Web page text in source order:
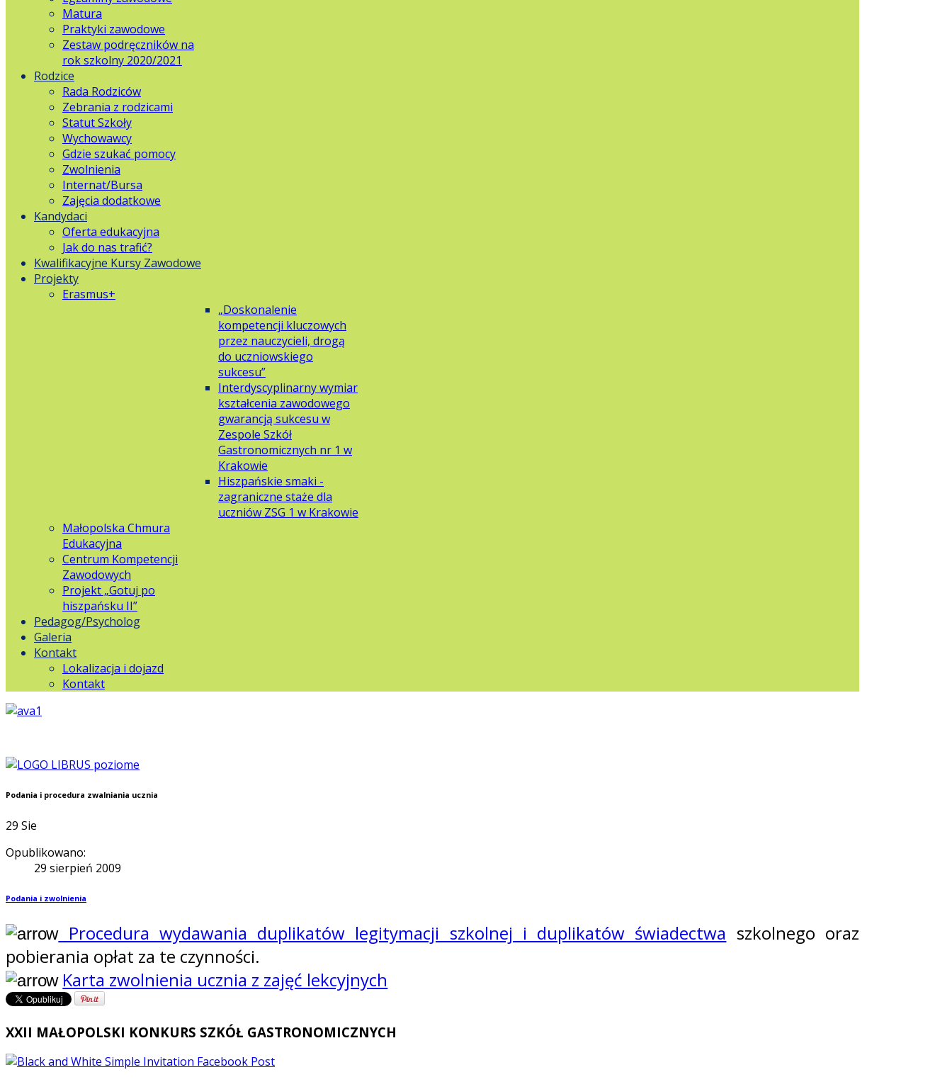
Matura
Praktyki zawodowe
Zestaw podręczników na
rok szkolny 2020/2021
Rodzice
Rada Rodziców
Zebrania z rodzicami
Statut Szkoły
Wychowawcy
Gdzie szukać pomocy
Zwolnienia
Internat/Bursa
Zajęcia dodatkowe
Kandydaci
Oferta edukacyjna
Jak do nas trafić?
Kwalifikacyjne Kursy Zawodowe
Projekty
Erasmus+
„Doskonalenie
kompetencji kluczowych
przez nauczycieli, drogą
do uczniowskiego
sukcesu”
Interdyscyplinarny wymiar
kształcenia zawodowego
gwarancją sukcesu w
Zespole Szkół
Gastronomicznych nr 1 w
Krakowie
Hiszpańskie smaki -
zagraniczne staże dla
uczniów ZSG 1 w Krakowie
Małopolska Chmura
Edukacyjna
Centrum Kompetencji
Zawodowych
Projekt „Gotuj po
hiszpańsku II”
Pedagog/Psycholog
Galeria
Kontakt
Lokalizacja i dojazd
Kontakt
Podania i procedura zwalniania ucznia
29 Sie
Opublikowano:
29 sierpień 2009
Podania i zwolnienia
Procedura wydawania duplikatów legitymacji szkolnej i duplikatów świadectwa szkolnego oraz
pobierania opłat za te czynności.
Karta zwolnienia ucznia z zajęć lekcyjnych
XXII MAŁOPOLSKI KONKURS SZKÓŁ GASTRONOMICZNYCH